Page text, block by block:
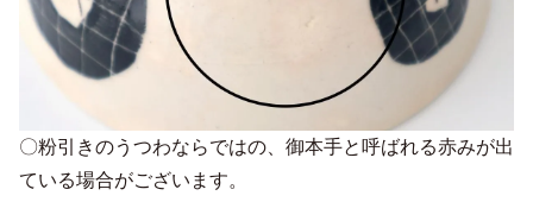
〇粉引きのうつわならではの、御本手と呼ばれる赤みが出
ている場合がございます。